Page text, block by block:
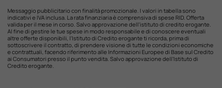
Messaggio pubblicitario con finalità promozionale. I valori in tabella sono
indicativi e IVA inclusa. La rata finanziaria è comprensiva di spese RID. Offerta
valida per il mese in corso. Salvo approvazione dell'istituto di credito erogante.
Al fine di gestire le tue spese in modo responsabile e di conoscere eventuali
altre offerte disponibili, l'Istituto di Credito erogante ti ricorda, prima di
sottoscrivere il contratto, di prendere visione di tutte le condizioni economiche
e contrattuali, facendo riferimento alle Informazioni Europee di Base sul Credito
ai Consumatori presso il punto vendita. Salvo approvazione dell'Istituto di
Credito erogante.